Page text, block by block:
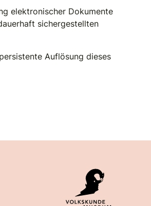
elektronischer Dokumente
sichergestellten
Auflösung dieses